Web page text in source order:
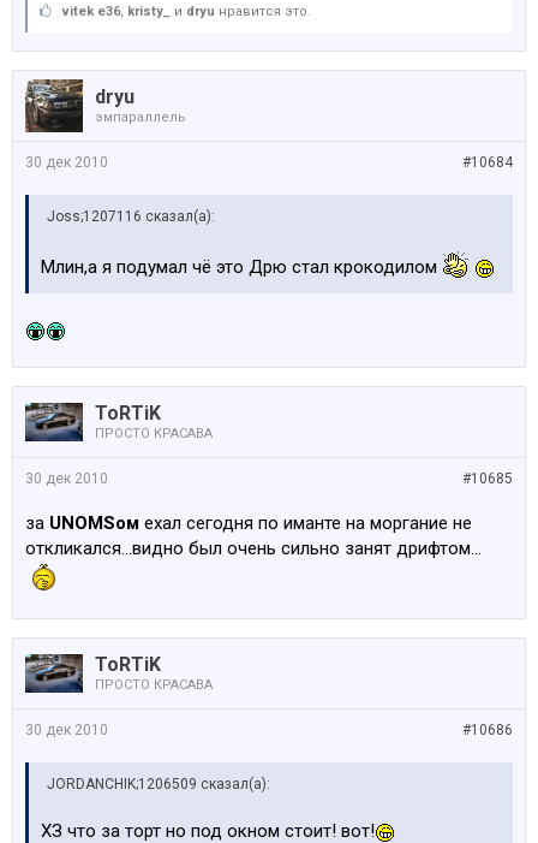
vitek e36, kristy_ и dryu нравится это.
dryu
эмпараллель
#10684
30 дек 2010
Joss;1207116 сказал(а):
Млин,а я подумал чё это Дрю стал крокодилом
ToRTiK
ПРОСТО КРАСАВА
#10685
30 дек 2010
за UNOMSом ехал сегодня по иманте на моргание не
откликался...видно был очень сильно занят дрифтом...
ToRTiK
ПРОСТО КРАСАВА
#10686
30 дек 2010
JORDANCHIK;1206509 сказал(а):
ХЗ что за торт но под окном стоит! вот!